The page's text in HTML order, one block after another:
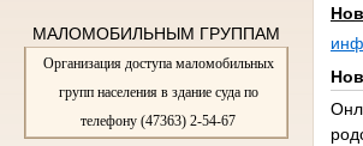
МАЛОМОБИЛЬНЫМ ГРУППАМ
Организация доступа маломобильных
групп населения в здание суда по
телефону (47363) 2-54-67